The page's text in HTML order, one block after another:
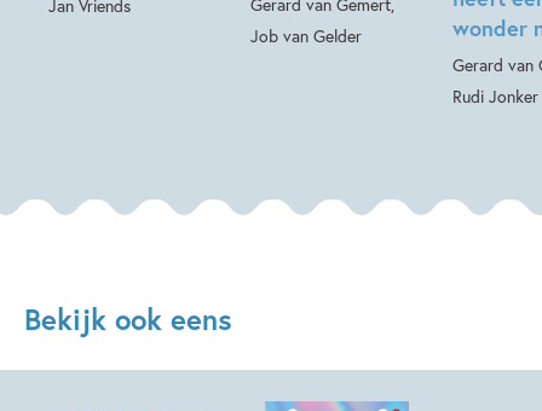
Jan Vriends
Job van Gelder
wonder
Gerard van
Rudi Jonker
Bekijk ook eens